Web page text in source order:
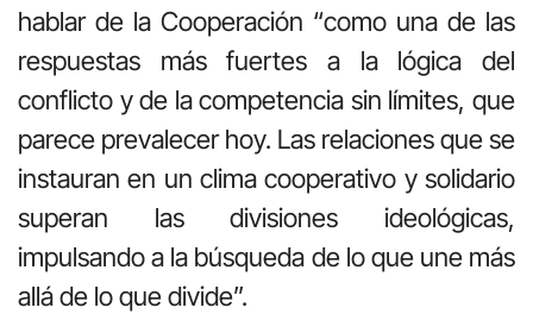
hablar de la Cooperación “como una de las
respuestas más fuertes a la lógica del
conflicto y de la competencia sin límites, que
parece prevalecer hoy. Las relaciones que se
instauran en un clima cooperativo y solidario
superan las divisiones ideológicas,
impulsando a la búsqueda de lo que une más
allá de lo que divide”.